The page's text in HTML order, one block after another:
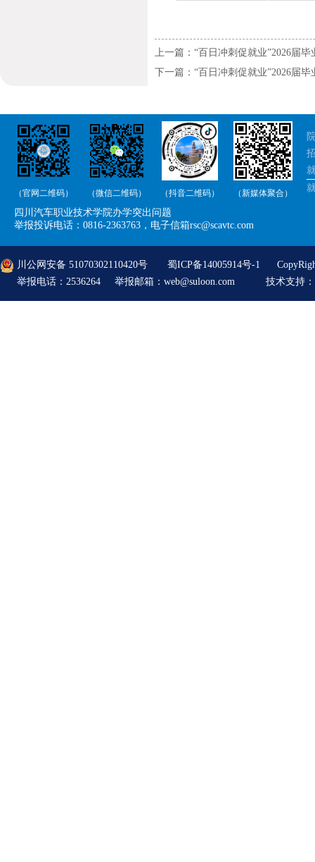
上一篇：“百日冲刺促就业”2026届
下一篇：“百日冲刺促就业”2026届
（官网二维码） （微信二维码） （抖音二维码） （新媒体聚合）
四川汽车职业技术学院办学突出问题
举报投诉电话：0816-2363763，电子信箱rsc@scavtc.com
川公网安备 51070302110420号 蜀ICP备14005914号-1
举报电话：2536264 举报邮箱：web@suloon.com
技术支持